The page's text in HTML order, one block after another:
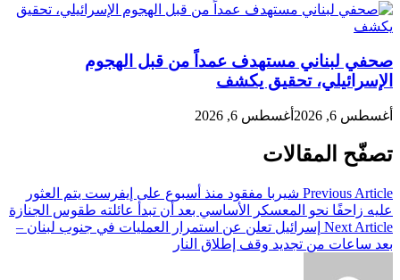
صحفي لبناني مستهدف عمداً من قبل الهجوم
الإسرائيلي، تحقيق يكشف
أغسطس 6, 2026 أغسطس 6, 2026
تصفّح المقالات
Previous Article شيربا مفقود منذ أسبوع على إيفرست يتم العثور
عليه زاحفًا نحو المعسكر الأساسي بعد أن تبدأ عائلته طقوس الجنازة
Next Article إسرائيل تعلن عن استمرار العمليات في جنوب لبنان –
بعد ساعات من تجديد وقف إطلاق النار